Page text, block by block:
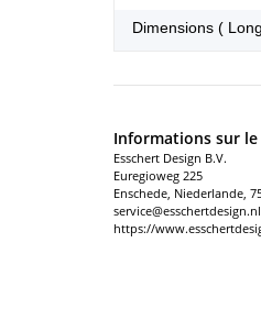
Dimensions (
Informations sur
Esschert Design B.V.
Euregioweg 225
Enschede, Niederlande,
service@esschertdesign.nl
https://